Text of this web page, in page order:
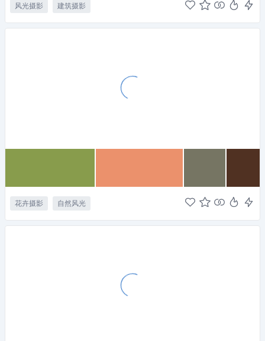
风光摄影 建筑摄影
花卉摄影 自然风光